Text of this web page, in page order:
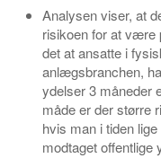
Analysen viser, at
risikoen for at være
det at ansatte i
anlægsbranchen,
ydelser 3 måneder
måde er der større
hvis man i tiden
modtaget offentlige